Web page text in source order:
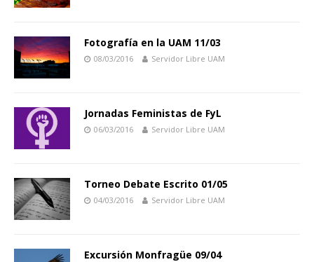
Fotografía en la UAM 11/03
08/03/2016 Servidor Libre UAM
Jornadas Feministas de FyL
06/03/2016 Servidor Libre UAM
Torneo Debate Escrito 01/05
04/03/2016 Servidor Libre UAM
Excursión Monfragüe 09/04